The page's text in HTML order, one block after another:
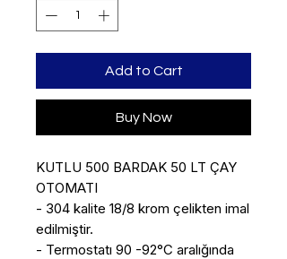
Add to Cart
Buy Now
KUTLU 500 BARDAK 50 LT ÇAY
OTOMATI
- 304 kalite 18/8 krom çelikten imal
edilmiştir.
- Termostatı 90 -92°C aralığında